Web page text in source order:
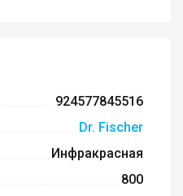
924577845516
Dr. Fischer
Инфракрасная
800